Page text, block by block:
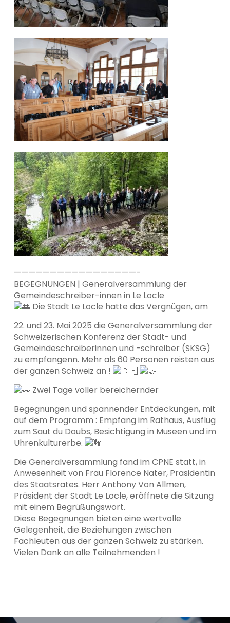
—————————————————-
BEGEGNUNGEN | Generalversammlung der
Gemeindeschreiber-innen in Le Locle
Die Stadt Le Locle hatte das Vergnügen, am
22. und 23. Mai 2025 die Generalversammlung der
Schweizerischen Konferenz der Stadt- und
Gemeindeschreiberinnen und -schreiber (SKSG)
zu empfangenn. Mehr als 60 Personen reisten aus
der ganzen Schweiz an !
Zwei Tage voller bereichernder
Begegnungen und spannender Entdeckungen, mit
auf dem Programm : Empfang im Rathaus, Ausflug
zum Saut du Doubs, Besichtigung in Museen und im
Uhrenkulturerbe.
Die Generalversammlung fand im CPNE statt, in
Anwesenheit von Frau Florence Nater, Präsidentin
des Staatsrates. Herr Anthony Von Allmen,
Präsident der Stadt Le Locle, eröffnete die Sitzung
mit einem Begrüßungswort.
Diese Begegnungen bieten eine wertvolle
Gelegenheit, die Beziehungen zwischen
Fachleuten aus der ganzen Schweiz zu stärken.
Vielen Dank an alle Teilnehmenden !